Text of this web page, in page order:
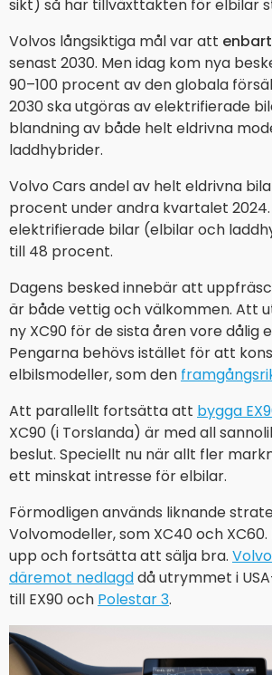
sikt) så har tillväxttakten för elbilar
Volvos långsiktiga mål var att enbart
senast 2030. Men idag kom nya
90–100 procent av den globala
2030 ska utgöras av elektrifierade
blandning av både helt eldrivna
laddhybrider.
Volvo Cars andel av helt eldrivna
procent under andra kvartalet
elektrifierade bilar (elbilar och
till 48 procent.
Dagens besked innebär att
är både vettig och välkommen. Att
ny XC90 för de sista åren vore dålig
Pengarna behövs istället för att
elbilsmodeller, som den
Att parallellt fortsätta att bygga
XC90 (i Torslanda) är med all
beslut. Speciellt nu när allt fler
ett minskat intresse för elbilar.
Förmodligen används liknande
Volvomodeller, som XC40 och
upp och fortsätta att sälja bra.
däremot nedlagddå utrymmet i
till EX90 och Polestar 3.